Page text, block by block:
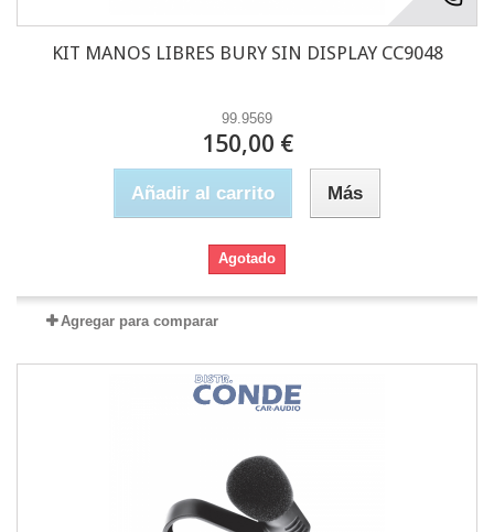
KIT MANOS LIBRES BURY SIN DISPLAY CC9048
99.9569
150,00 €
Añadir al carrito Más
Agotado
Agregar para comparar